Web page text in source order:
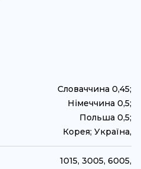
Словаччина 0,45;
Німеччина 0,5;
Польша 0,5;
Корея; Україна,
1015, 3005, 6005,